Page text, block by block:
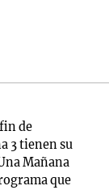
de
3 tienen su
Mañana
que